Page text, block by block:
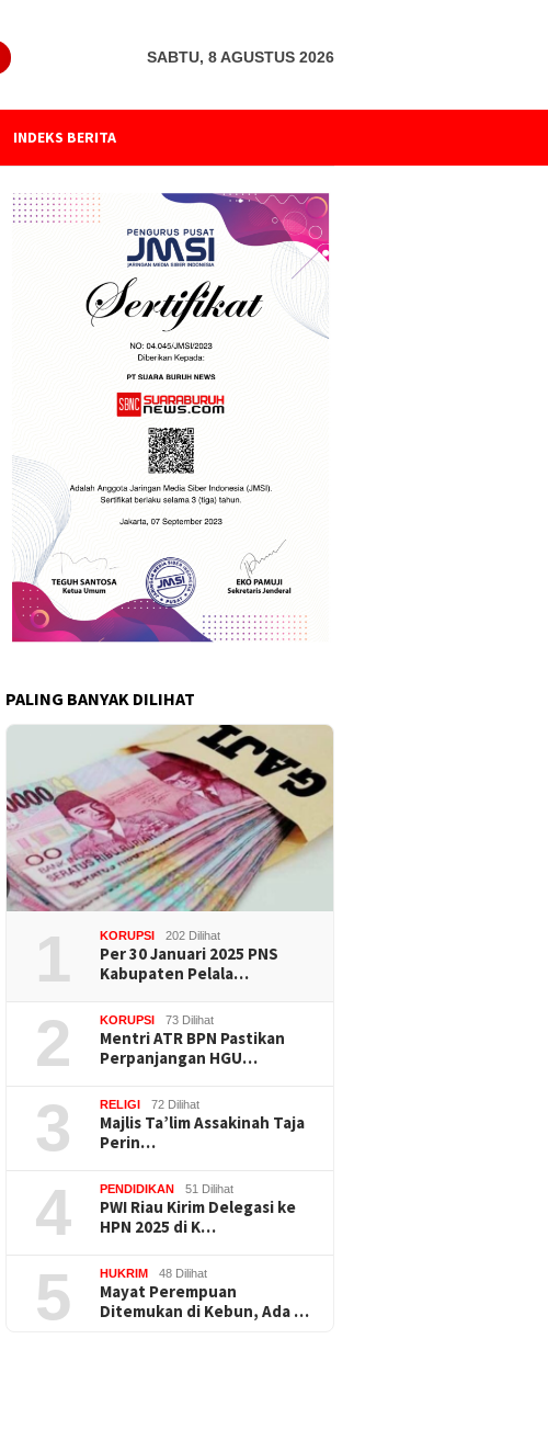
SABTU, 8 AGUSTUS 2026
INDEKS BERITA
PALING BANYAK DILIHAT
1 KORUPSI 202 Dilihat
Per 30 Januari 2025 PNS
Kabupaten Pelala…
2 KORUPSI 73 Dilihat
Mentri ATR BPN Pastikan
Perpanjangan HGU…
3 RELIGI 72 Dilihat
Majlis Ta’lim Assakinah Taja
Perin…
4 PENDIDIKAN 51 Dilihat
PWI Riau Kirim Delegasi ke
HPN 2025 di K…
5 HUKRIM 48 Dilihat
Mayat Perempuan
Ditemukan di Kebun, Ada …